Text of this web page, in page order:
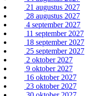
21 augustus 2027
28 augustus 2027
4 september 2027
11 september 2027
18 september 2027
25 september 2027
2 oktober 2027
9 oktober 2027
16 oktober 2027
23 oktober 2027